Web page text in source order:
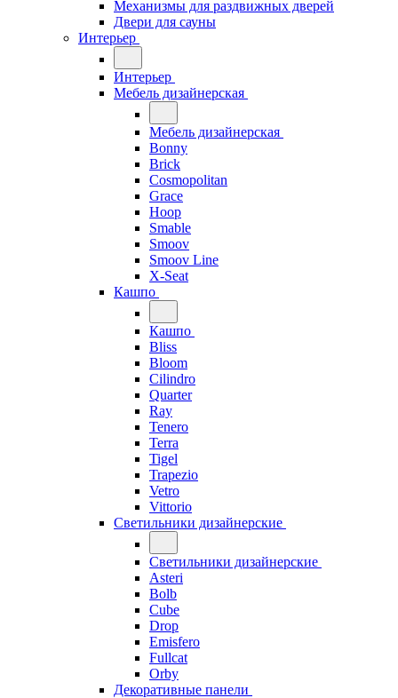
Механизмы для раздвижных дверей
Двери для сауны
Интерьер
Интерьер
Мебель дизайнерская
Мебель дизайнерская
Bonny
Brick
Cosmopolitan
Grace
Hoop
Smable
Smoov
Smoov Line
X-Seat
Кашпо
Кашпо
Bliss
Bloom
Cilindro
Quarter
Ray
Tenero
Terra
Tigel
Trapezio
Vetro
Vittorio
Светильники дизайнерские
Светильники дизайнерские
Asteri
Bolb
Cube
Drop
Emisfero
Fullcat
Orby
Декоративные панели